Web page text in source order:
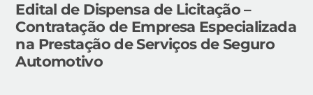
Edital de Dispensa de Licitação –
Contratação de Empresa Especializada
na Prestação de Serviços de Seguro
Automotivo